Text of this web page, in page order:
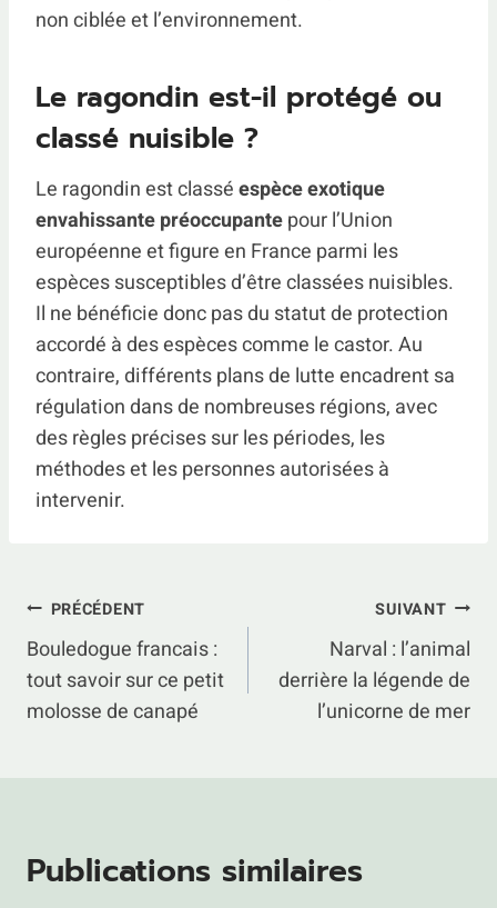
non ciblée et l’environnement.
Le ragondin est-il protégé ou
classé nuisible ?
Le ragondin est classéespèce exotique
envahissante préoccupantepour l’Union
européenne et figure en France parmi les
espèces susceptibles d’être classées nuisibles.
Il ne bénéficie donc pas du statut de protection
accordé à des espèces comme le castor. Au
contraire, différents plans de lutte encadrent sa
régulation dans de nombreuses régions, avec
des règles précises sur les périodes, les
méthodes et les personnes autorisées à
intervenir.
Navigation
de
l’article
PRÉCÉDENT
Bouledogue francais :
tout savoir sur ce petit
molosse de canapé
SUIVANT
Narval : l’animal
derrière la légende de
l’unicorne de mer
Publications similaires